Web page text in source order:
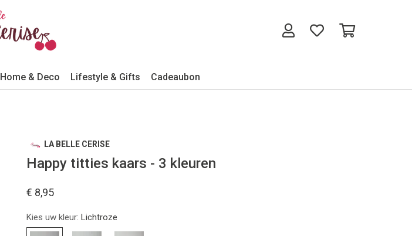
Home & Deco Lifestyle & Gifts Cadeaubon
LA BELLE CERISE
Happy titties kaars - 3 kleuren
€ 8,95
Kies uw kleur: Lichtroze